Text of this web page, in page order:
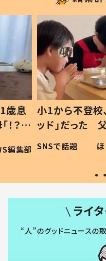
息子は「ギフテ
が“ウチ給食”を
は #令和の親
・とせなNEWS編集部
ひ
が
「
い」
ライ
“人”のグッドニュースの